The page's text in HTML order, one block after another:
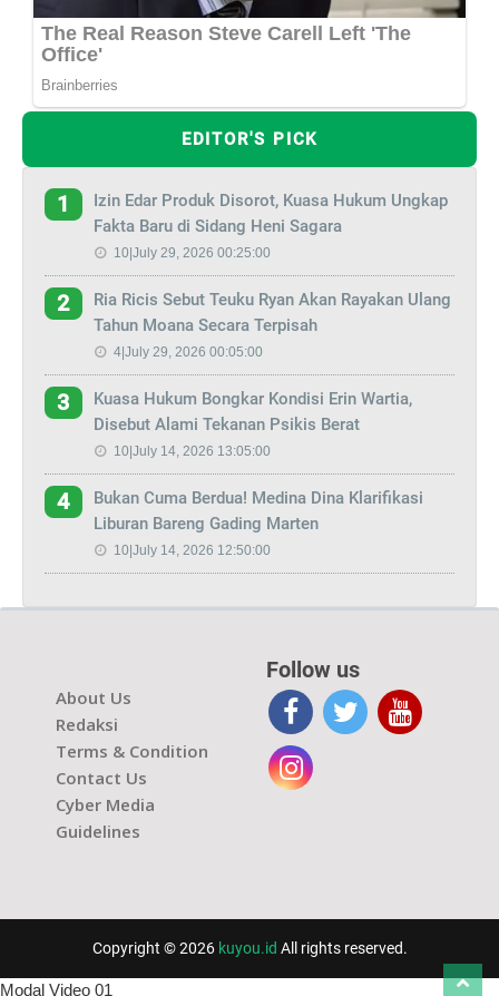
EDITOR'S PICK
1
Izin Edar Produk Disorot, Kuasa Hukum Ungkap
Fakta Baru di Sidang Heni Sagara
10|July 29, 2026 00:25:00
2
Ria Ricis Sebut Teuku Ryan Akan Rayakan Ulang
Tahun Moana Secara Terpisah
4|July 29, 2026 00:05:00
3
Kuasa Hukum Bongkar Kondisi Erin Wartia,
Disebut Alami Tekanan Psikis Berat
10|July 14, 2026 13:05:00
4
Bukan Cuma Berdua! Medina Dina Klarifikasi
Liburan Bareng Gading Marten
10|July 14, 2026 12:50:00
About Us
Redaksi
Terms & Condition
Contact Us
Cyber Media
Guidelines
Follow us
Copyright © 2026 kuyou.id All rights reserved.
Modal Video 01